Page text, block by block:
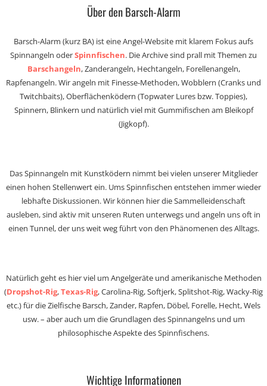
Über den Barsch-Alarm
Barsch-Alarm (kurz BA) ist eine Angel-Website mit klarem Fokus aufs
Spinnangeln oderSpinnfischen. Die Archive sind prall mit Themen zu
Barschangeln, Zanderangeln, Hechtangeln, Forellenangeln,
Rapfenangeln. Wir angeln mit Finesse-Methoden, Wobblern (Cranks und
Twitchbaits), Oberflächenködern (Topwater Lures bzw. Toppies),
Spinnern, Blinkern und natürlich viel mit Gummifischen am Bleikopf
(Jigkopf).
Das Spinnangeln mit Kunstködern nimmt bei vielen unserer Mitglieder
einen hohen Stellenwert ein. Ums Spinnfischen entstehen immer wieder
lebhafte Diskussionen. Wir können hier die Sammelleidenschaft
ausleben, sind aktiv mit unseren Ruten unterwegs und angeln uns oft in
einen Tunnel, der uns weit weg führt von den Phänomenen des Alltags.
Natürlich geht es hier viel um Angelgeräte und amerikanische Methoden
(Dropshot-Rig,Texas-Rig, Carolina-Rig, Softjerk, Splitshot-Rig, Wacky-Rig
etc.) für die Zielfische Barsch, Zander, Rapfen, Döbel, Forelle, Hecht, Wels
usw. – aber auch um die Grundlagen des Spinnangelns und um
philosophische Aspekte des Spinnfischens.
Wichtige Informationen